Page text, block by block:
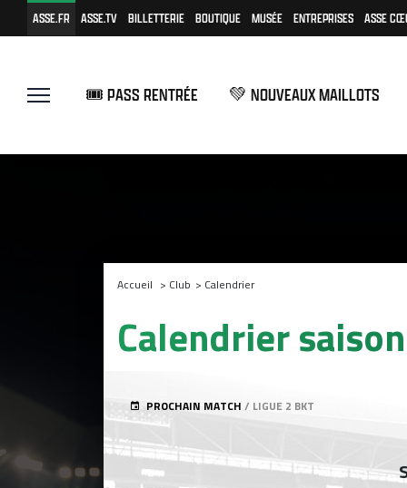
ASSE.FR ASSE.TV BILLETTERIE BOUTIQUE MUSÉE ENTREPRISES ASSE
🎟️ PASS RENTRÉE 💚 NOUVEAUX MAILLOTS
Accueil > Club > Calendrier
Calendrier
PROCHAIN MATCH / LIGUE 2 BKT